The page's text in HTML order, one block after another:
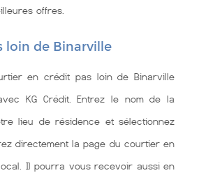
offres.
loin de Binarville
en crédit pas loin de Binarville
KG Crédit. Entrez le nom de la
lieu de résidence et sélectionnez
directement la page du courtier en
Il pourra vous recevoir aussi en